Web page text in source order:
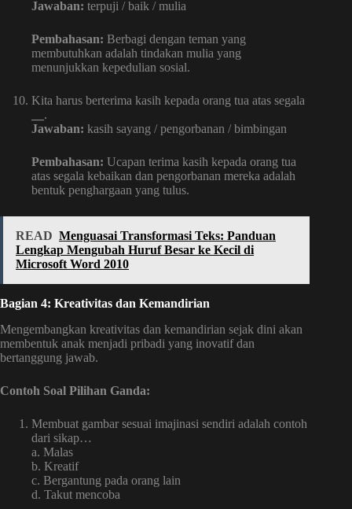
Jawaban: terpuji / baik / mulia
Pembahasan: Berbagi dengan teman yang
membutuhkan adalah tindakan mulia yang
menunjukkan kepedulian sosial.
Kita harus berterima kasih kepada orang tua atas segala
.
Jawaban: kasih sayang / pengorbanan / bimbingan
Pembahasan: Ucapan terima kasih kepada orang tua
atas segala kebaikan dan pengorbanan mereka adalah
bentuk penghargaan yang tulus.
READ Menguasai Transformasi Teks: Panduan
Lengkap Mengubah Huruf Besar ke Kecil di
Microsoft Word 2010
Bagian 4: Kreativitas dan Kemandirian
Mengembangkan kreativitas dan kemandirian sejak dini akan
membentuk anak menjadi pribadi yang inovatif dan
bertanggung jawab.
Contoh Soal Pilihan Ganda:
Membuat gambar sesuai imajinasi sendiri adalah contoh
dari sikap…
a. Malas
b. Kreatif
c. Bergantung pada orang lain
d. Takut mencoba